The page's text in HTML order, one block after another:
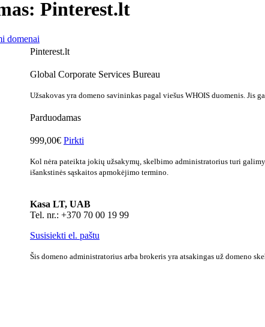
Pinterest.lt
domenai
Pinterest.lt
Global Corporate Services Bureau
Užsakovas yra domeno savininkas pagal viešus WHOIS duomenis. Jis
Parduodamas
999,00€ Pirkti
Kol nėra pateikta jokių užsakymų, skelbimo administratorius turi
išankstinės sąskaitos apmokėjimo termino.
Kasa LT, UAB
Tel. nr.: +370 70 00 19 99
Susisiekti el. paštu
Šis domeno administratorius arba brokeris yra atsakingas už domeno